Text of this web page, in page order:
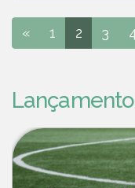
« 1 2 3